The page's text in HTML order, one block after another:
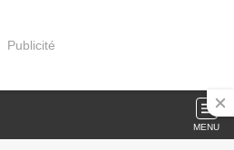
Publicité
MENU